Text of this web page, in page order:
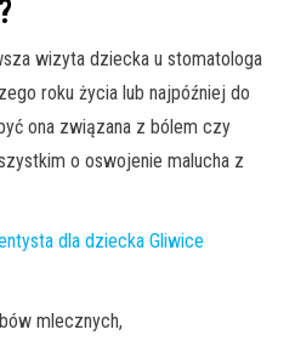
wizyta dziecka u stomatologa
roku życia lub najpóźniej do
ona związana z bólem czy
o oswojenie malucha z
dla dziecka Gliwice
mlecznych,